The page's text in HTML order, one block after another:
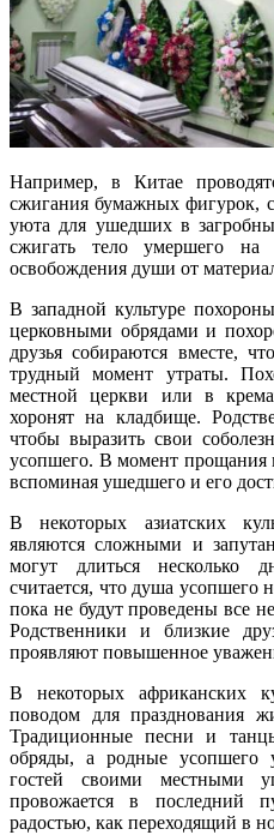
Например, в Китае
сжигания бумажных фигурок,
уюта для ушедших в
сжигать тело умершего на
освобождения души от
В западной культуре
церковными обрядами и
друзья собираются вместе,
трудный момент утраты.
местной церкви или в
хоронят на кладбище.
чтобы выразить свои
усопшего. В момент прощания
вспоминая ушедшего и его
В некоторых азиатских
являются сложными и
могут длиться несколько
считается, что душа
пока не будут проведены все
Родственники и близкие
проявляют повышенное
В некоторых африканских
поводом для празднования
Традиционные песни и
обряды, а родные усопшего
гостей своими местными
провожается в последний
радостью, как переходящий в